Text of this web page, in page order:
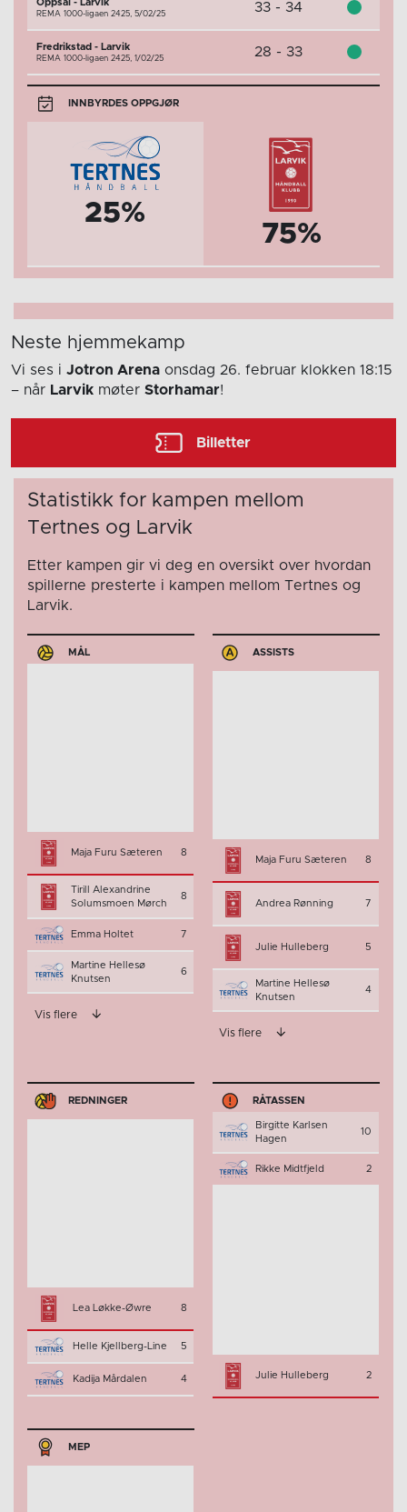
Oppsal - Larvik
REMA 1000-ligaen 2425, 5/02/25 33 - 34
Fredrikstad - Larvik
REMA 1000-ligaen 2425, 1/02/25 28 - 33
INNBYRDES OPPGJØR
25%
75%
Neste hjemmekamp
Vi ses i Jotron Arena onsdag 26. februar klokken 18:15
– når Larvik møter Storhamar!
Billetter
Statistikk for kampen mellom
Tertnes og Larvik
Etter kampen gir vi deg en oversikt over hvordan
spillerne presterte i kampen mellom Tertnes og
Larvik.
MÅL
Maja Furu Sæteren 8
Tirill Alexandrine
Solumsmoen Mørch
8
Emma Holtet 7
Martine Hellesø
Knutsen
6
Vis flere
ASSISTS
Maja Furu Sæteren 8
Andrea Rønning 7
Julie Hulleberg 5
Martine Hellesø
Knutsen
4
Vis flere
REDNINGER
Lea Løkke-Øwre 8
Helle Kjellberg-Line 5
Kadija Mårdalen 4
RÅTASSEN
Birgitte Karlsen
Hagen
10
Rikke Midtfjeld 2
Julie Hulleberg 2
MEP